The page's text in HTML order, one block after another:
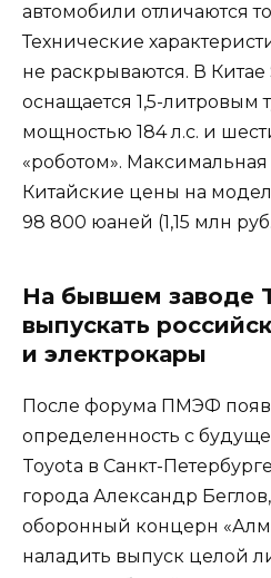
автомобили отличаются
Технические
не раскрываются. В Китае
оснащается 1,5-литровым
мощностью 184 л.с. и
«роботом».
Китайские цены на
98 800 юаней (1,15 млн
На бывшем заводе
выпускать
и электрокары
После форума ПМЭФ
определенность с
Toyota в Санкт-
города Александр Беглов,
оборонный концерн
наладить выпуск целой